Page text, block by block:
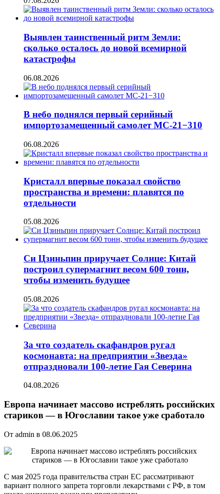
Выявлен таинственный ритм Земли:
сколько осталось до новой всемирной
катастрофы
06.08.2026
В небо поднялся первый серийный
импортозамещенный самолет МС-21−310
06.08.2026
Кристалл впервые показал свойство
пространства и времени: плавятся по
отдельности
05.08.2026
Си Цзиньпин приручает Солнце: Китай
построил супермагнит весом 600 тонн,
чтобы изменить будущее
05.08.2026
За что создатель скафандров ругал
космонавта: на предприятии «Звезда»
отпраздновали 100-летие Гая Северина
04.08.2026
Европа начинает массово истреблять российских
стариков — в Югославии такое уже сработало
От admin в 08.06.2025
С мая 2025 года правительства стран ЕС рассматривают
вариант полного запрета торговли лекарствами с РФ, в том